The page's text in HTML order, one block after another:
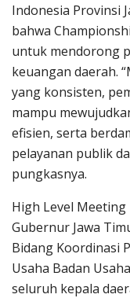
Indonesia Provinsi
bahwa
untuk mendorong
keuangan daerah.
yang konsisten,
mampu
efisien, serta
pelayanan publik
pungkasnya.
High Level
Gubernur Jawa
Bidang Koordinasi
Usaha Badan
seluruh kepala